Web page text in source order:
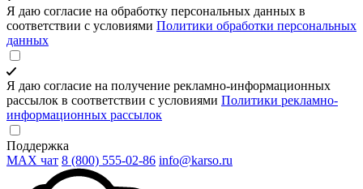
Я даю согласие на обработку персональных данных в
соответствии с условиями Политики обработки персональных
данных
Я даю согласие на получение рекламно-информационных
рассылок в соответствии с условиями Политики рекламно-
информационных рассылок
Поддержка
MAX чат 8 (800) 555‑02‑86 info@karso.ru